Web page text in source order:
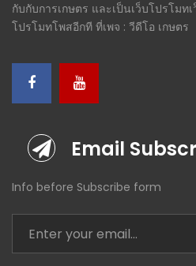
กับกับการเกษตร และเป็นเว็บโปรโม
โปรโมทโพสอีกที ที่เพจ : วีดีโอ เกษตร
Email
Info before Subscribe form